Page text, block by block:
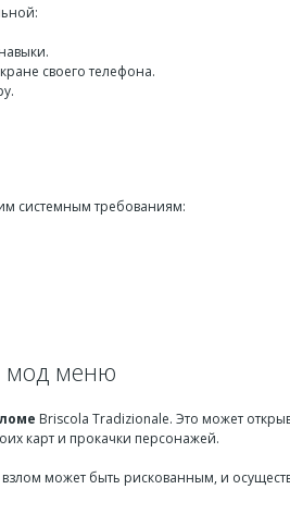
своего телефона.
системным требованиям:
мод меню
Briscola Tradizionale. Это может
карт и прокачки персонажей.
может быть рискованным, и